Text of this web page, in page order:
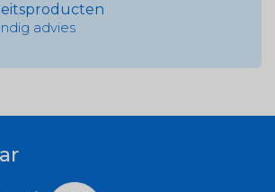
advies